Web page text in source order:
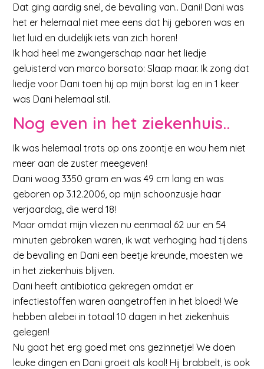
Dat ging aardig snel, de bevalling van.. Dani! Dani was
het er helemaal niet mee eens dat hij geboren was en
liet luid en duidelijk iets van zich horen!
Ik had heel me zwangerschap naar het liedje
geluisterd van marco borsato: Slaap maar. Ik zong dat
liedje voor Dani toen hij op mijn borst lag en in 1 keer
was Dani helemaal stil.
Nog even in het ziekenhuis..
Ik was helemaal trots op ons zoontje en wou hem niet
meer aan de zuster meegeven!
Dani woog 3350 gram en was 49 cm lang en was
geboren op 3.12.2006, op mijn schoonzusje haar
verjaardag, die werd 18!
Maar omdat mijn vliezen nu eenmaal 62 uur en 54
minuten gebroken waren, ik wat verhoging had tijdens
de bevalling en Dani een beetje kreunde, moesten we
in het ziekenhuis blijven.
Dani heeft antibiotica gekregen omdat er
infectiestoffen waren aangetroffen in het bloed! We
hebben allebei in totaal 10 dagen in het ziekenhuis
gelegen!
Nu gaat het erg goed met ons gezinnetje! We doen
leuke dingen en Dani groeit als kool! Hij brabbelt, is ook